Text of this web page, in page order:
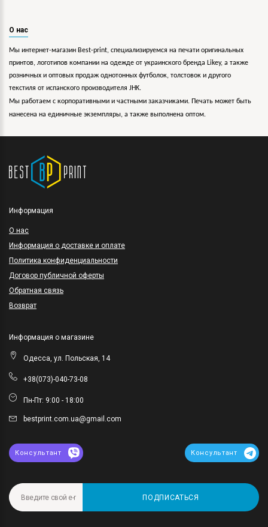
О нас
Мы интернет-магазин Best-print, специализируемся на печати оригинальных
принтов, логотипов компании на одежде от украинского бренда Likey, а также
розничных и оптовых продаж однотонных футболок, толстовок и другого
текстиля от испанского производителя JHK.
Мы работаем с корпоративными и частными заказчиками. Печать может быть
нанесена на единичные экземпляры, а также выполнена оптом.
Информация
O нас
Информация о доставке и оплате
Политика конфиденциальности
Договор публичной оферты
Обратная связь
Возврат
Информация о магазине
Одесса, ул. Польская, 14
+38(073)-040-73-08
Пн-Пт: 9:00 - 18:00
bestprint.com.ua@gmail.com
Консультант Консультант
ПОДПИСАТЬСЯ